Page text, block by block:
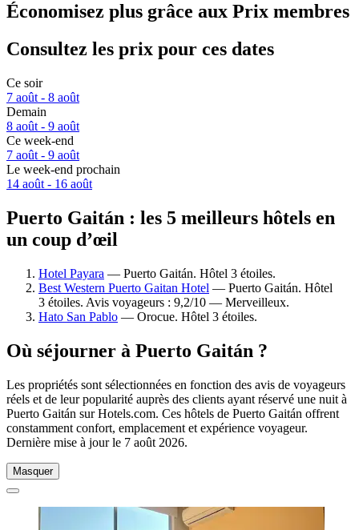
Économisez plus grâce aux Prix membres
Consultez les prix pour ces dates
Ce soir
7 août - 8 août
Demain
8 août - 9 août
Ce week-end
7 août - 9 août
Le week-end prochain
14 août - 16 août
Puerto Gaitán : les 5 meilleurs hôtels en
un coup d’œil
Hotel Payara — Puerto Gaitán. Hôtel 3 étoiles.
Best Western Puerto Gaitan Hotel — Puerto Gaitán. Hôtel
3 étoiles. Avis voyageurs : 9,2/10 — Merveilleux.
Hato San Pablo — Orocue. Hôtel 3 étoiles.
Où séjourner à Puerto Gaitán ?
Les propriétés sont sélectionnées en fonction des avis de voyageurs
réels et de leur popularité auprès des clients ayant réservé une nuit à
Puerto Gaitán sur Hotels.com. Ces hôtels de Puerto Gaitán offrent
constamment confort, emplacement et expérience voyageur.
Dernière mise à jour le 7 août 2026.
Masquer